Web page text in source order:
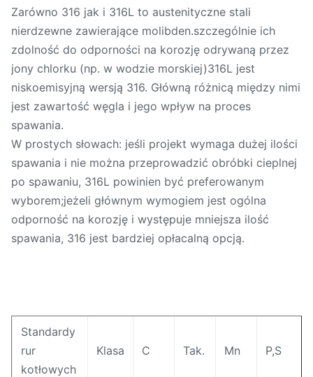
Zarówno 316 jak i 316L to austenityczne stali
nierdzewne zawierające molibden.szczególnie ich
zdolność do odporności na korozję odrywaną przez
jony chlorku (np. w wodzie morskiej)316L jest
niskoemisyjną wersją 316. Główną różnicą między nimi
jest zawartość węgla i jego wpływ na proces
spawania.
W prostych słowach: jeśli projekt wymaga dużej ilości
spawania i nie można przeprowadzić obróbki cieplnej
po spawaniu, 316L powinien być preferowanym
wyborem;jeżeli głównym wymogiem jest ogólna
odporność na korozję i występuje mniejsza ilość
spawania, 316 jest bardziej opłacalną opcją.
Standardy
rur
kotłowych
Klasa C Tak. Mn P,S